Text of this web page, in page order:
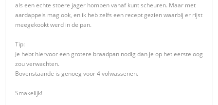
als een echte stoere jager hompen vanaf kunt scheuren. Maar met
aardappels mag ook, en ik heb zelfs een recept gezien waarbij er rijst
meegekookt werd in de pan.
Tip:
Je hebt hiervoor een grotere braadpan nodig dan je op het eerste oog
zou verwachten.
Bovenstaande is genoeg voor 4 volwassenen.
Smakelijk!